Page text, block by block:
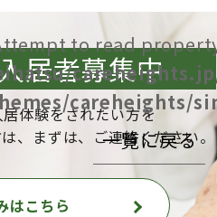
to read
careheights/
一覧に戻る
居者募集中
体験をされたい方を
、まずは、ご連絡ください。
はこちら